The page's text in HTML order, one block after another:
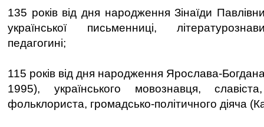
135 років від дня народження Зінаїди
української письменниці,
педагогині;
115 років від дня народження Ярослава-
1995), українського мовознавця,
фольклориста, громадсько-політичного діяча